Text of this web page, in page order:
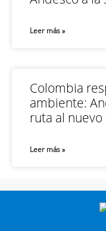
Leer más »
Colombia
ambiente:
ruta al
Leer más »